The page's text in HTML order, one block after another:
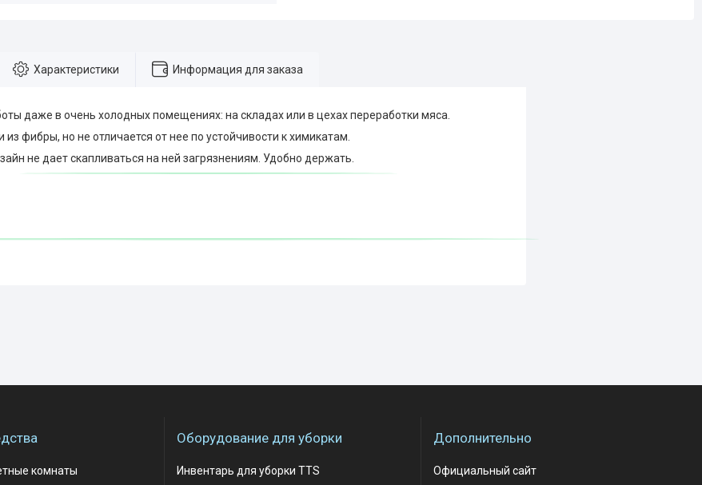
Характеристики Информация для заказа
даже в очень холодных помещениях: на складах или в цехах переработки мяса.
из фибры, но не отличается от нее по устойчивости к химикатам.
не дает скапливаться на ней загрязнениям. Удобно держать.
комнаты
Оборудование для уборки
Инвентарь для уборки TTS
Дополнительно
Официальный сайт